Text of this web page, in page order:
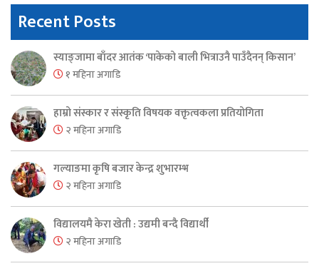
Recent Posts
स्याङ्जामा बाँदर आतंक ‘पाकेको बाली भित्राउनै पाउँदैनन् किसान’
१ महिना अगाडि
हाम्रो संस्कार र संस्कृति विषयक वक्तृत्वकला प्रतियोगिता
२ महिना अगाडि
गल्याङमा कृषि बजार केन्द्र शुभारम्भ
२ महिना अगाडि
विद्यालयमै केरा खेती : उद्यमी बन्दै विद्यार्थी
२ महिना अगाडि